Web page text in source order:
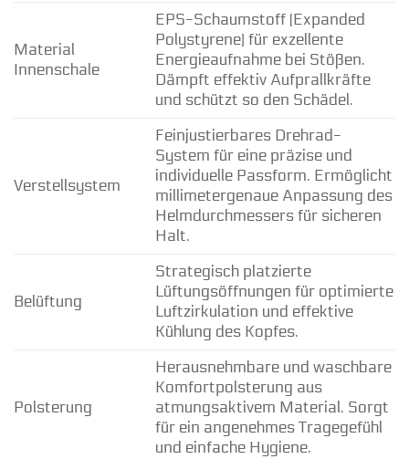
Material
Innenschale
EPS-Schaumstoff (Expanded
Polystyrene) für exzellente
Energieaufnahme bei Stößen.
Dämpft effektiv Aufprallkräfte
und schützt so den Schädel.
Verstellsystem
Feinjustierbares Drehrad-
System für eine präzise und
individuelle Passform. Ermöglicht
millimetergenaue Anpassung des
Helmdurchmessers für sicheren
Halt.
Belüftung
Strategisch platzierte
Lüftungsöffnungen für optimierte
Luftzirkulation und effektive
Kühlung des Kopfes.
Polsterung
Herausnehmbare und waschbare
Komfortpolsterung aus
atmungsaktivem Material. Sorgt
für ein angenehmes Tragegefühl
und einfache Hygiene.